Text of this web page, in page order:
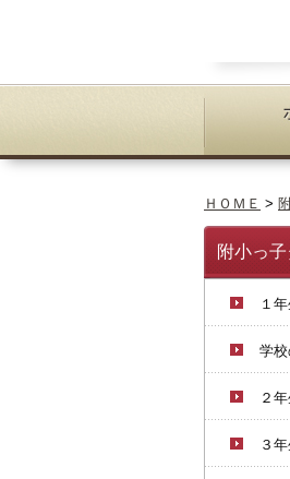
ＨＯＭＥ >
附小っ
１
学
２
３